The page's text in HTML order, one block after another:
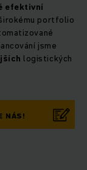
efektivní
portfolio
jsme
logistických
NÁS!